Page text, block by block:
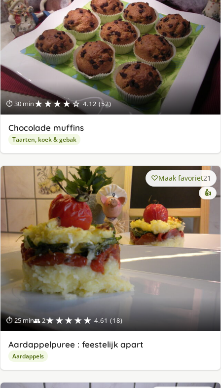
⏱ 30 min★★★★☆ 4.12 (52)
Chocolade muffins
Taarten, koek & gebak
⏱ 25 min👥 2★★★★★ 4.61 (18)
Maak favoriet21
👍
Aardappelpuree : feestelijk apart
Aardappels